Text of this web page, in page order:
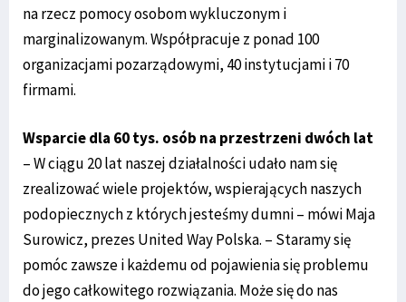
na rzecz pomocy osobom wykluczonym i
marginalizowanym. Współpracuje z ponad 100
organizacjami pozarządowymi, 40 instytucjami i 70
firmami.
Wsparcie dla 60 tys. osób na przestrzeni dwóch lat
– W ciągu 20 lat naszej działalności udało nam się
zrealizować wiele projektów, wspierających naszych
podopiecznych z których jesteśmy dumni – mówi Maja
Surowicz, prezes United Way Polska. – Staramy się
pomóc zawsze i każdemu od pojawienia się problemu
do jego całkowitego rozwiązania. Może się do nas